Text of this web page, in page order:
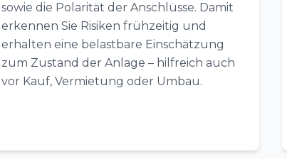
sowie die Polarität der Anschlüsse. Damit
erkennen Sie Risiken frühzeitig und
erhalten eine belastbare Einschätzung
zum Zustand der Anlage – hilfreich auch
vor Kauf, Vermietung oder Umbau.